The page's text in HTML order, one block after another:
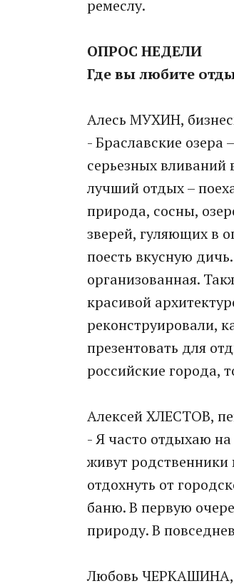
ремеслу.
ОПРОС НЕДЕЛИ
Где вы любите
Алесь МУХИН,
- Браславские озера
серьезных
лучший отдых –
природа, сосны,
зверей, гуляющих в
поесть вкусную
организованная.
красивой
реконструировали,
презентовать для
российские города,
Алексей ХЛЕСТОВ,
- Я часто отдыхаю
живут
отдохнуть от
баню. В первую
природу. В
Любовь ЧЕРКАШИНА,